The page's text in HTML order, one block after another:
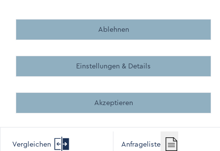
Vergleichen Anfrageliste
Ablehnen
Einstellungen & Details
Akzeptieren